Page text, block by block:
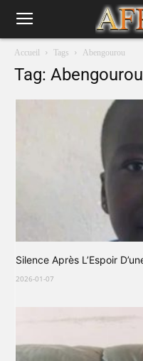
Accueil Tags Abengourou
Tag: Abengourou
Silence Après L’Espoir
2026-01-07